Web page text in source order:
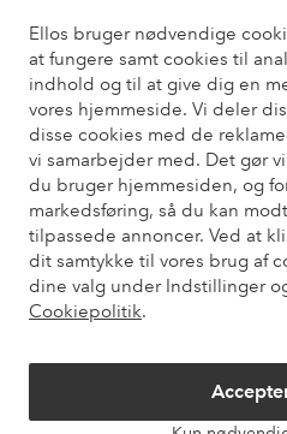
Ellos bruger nødvendige
at fungere samt cookies til
indhold og til at give dig en
vores hjemmeside. Vi deler
disse cookies med de
vi samarbejder med. Det gør
du bruger hjemmesiden, og
markedsføring, så du kan
tilpassede annoncer. Ved at
dit samtykke til vores brug af
dine valg under Indstillinger
Cookiepolitik.
Har du brug for hjælp?
Du kan finde svar på de oftest
Du kan også finde oplysninger
Kundeservice
Mine sider